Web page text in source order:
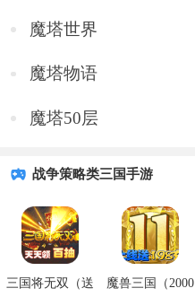
魔塔世界
魔塔物语
魔塔50层
战争策略类三国手游
三国将无双（送
魔兽三国（2000